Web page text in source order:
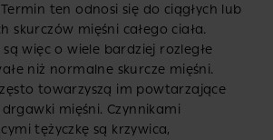
ten odnosi się do ciągłych lub
skurczów mięśni całego ciała.
są więc o wiele bardziej rozległe
niż normalne skurcze mięśni.
towarzyszą im powtarzające
mięśni. Czynnikami
tężyczkę są krzywica,